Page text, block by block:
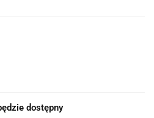
dostępny